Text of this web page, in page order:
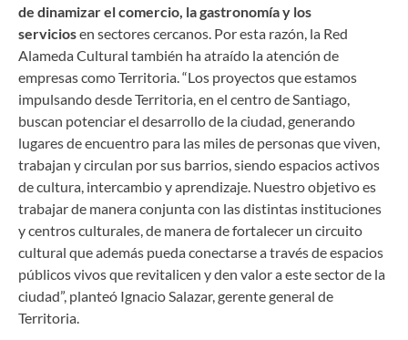
de dinamizar el comercio, la gastronomía y los
serviciosen sectores cercanos. Por esta razón, la Red
Alameda Cultural también ha atraído la atención de
empresas como Territoria. “Los proyectos que estamos
impulsando desde Territoria, en el centro de Santiago,
buscan potenciar el desarrollo de la ciudad, generando
lugares de encuentro para las miles de personas que viven,
trabajan y circulan por sus barrios, siendo espacios activos
de cultura, intercambio y aprendizaje. Nuestro objetivo es
trabajar de manera conjunta con las distintas instituciones
y centros culturales, de manera de fortalecer un circuito
cultural que además pueda conectarse a través de espacios
públicos vivos que revitalicen y den valor a este sector de la
ciudad”, planteó Ignacio Salazar, gerente general de
Territoria.